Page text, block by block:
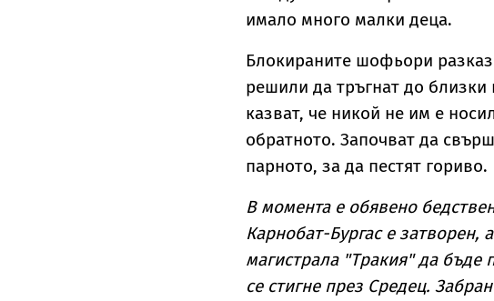
имало много малки деца.
Блокираните шофьори
решили да тръгнат до
казват, че никой не им е
обратното. Започват да
парното, за да пестят гориво.
В момента е обявено
Карнобат-Бургас е затворен,
магистрала "Тракия" да бъде
се стигне през Средец.